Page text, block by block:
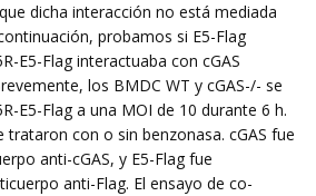
dicha interacción no está mediada
probamos si E5-Flag
E5-Flag interactuaba con cGAS
los BMDC WT y cGAS-/- se
E5-Flag a una MOI de 10 durante 6 h.
trataron con o sin benzonasa. cGAS fue
anti-cGAS, y E5-Flag fue
anti-Flag. El ensayo de co-